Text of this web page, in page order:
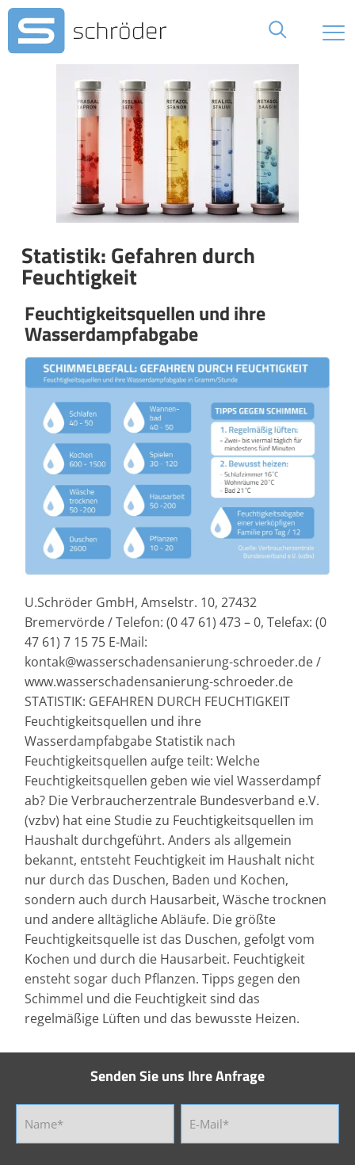
Statistik: Gefahren durch
Feuchtigkeit
Feuchtigkeitsquellen und ihre
Wasserdampfabgabe
U.Schröder GmbH, Amselstr. 10, 27432
Bremervörde / Telefon: (0 47 61) 473 – 0, Telefax: (0
47 61) 7 15 75 E-Mail:
kontak@wasserschadensanierung-schroeder.de /
www.wasserschadensanierung-schroeder.de
STATISTIK: GEFAHREN DURCH FEUCHTIGKEIT
Feuchtigkeitsquellen und ihre
Wasserdampfabgabe Statistik nach
Feuchtigkeitsquellen aufge teilt: Welche
Feuchtigkeitsquellen geben wie viel Wasserdampf
ab? Die Verbraucherzentrale Bundesverband e.V.
(vzbv) hat eine Studie zu Feuchtigkeitsquellen im
Haushalt durchgeführt. Anders als allgemein
bekannt, entsteht Feuchtigkeit im Haushalt nicht
nur durch das Duschen, Baden und Kochen,
sondern auch durch Hausarbeit, Wäsche trocknen
und andere alltägliche Abläufe. Die größte
Feuchtigkeitsquelle ist das Duschen, gefolgt vom
Kochen und durch die Hausarbeit. Feuchtigkeit
ensteht sogar duch Pflanzen. Tipps gegen den
Schimmel und die Feuchtigkeit sind das
regelmäßige Lüften und das bewusste Heizen.
Senden Sie uns Ihre Anfrage